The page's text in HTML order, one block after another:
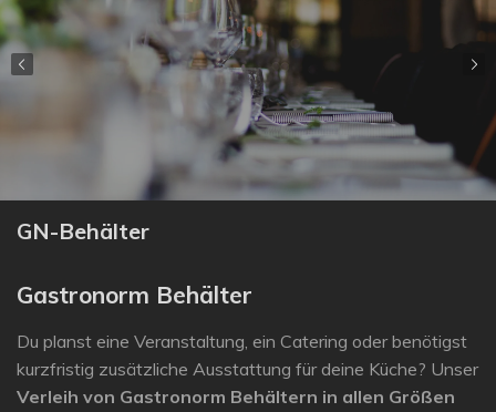
GN-Behälter
Gastronorm Behälter
Du planst eine Veranstaltung, ein Catering oder benötigst
kurzfristig zusätzliche Ausstattung für deine Küche? Unser
Verleih von Gastronorm Behältern in allen Größen